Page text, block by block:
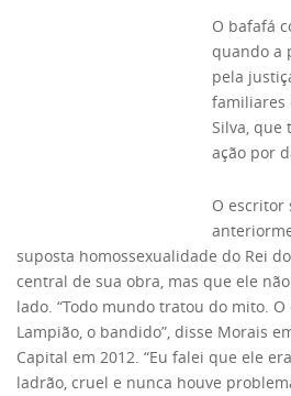
O bafafá
quando a
pela
familiares
Silva, que
ação por
O escritor
suposta homossexualidade do Rei
central de sua obra, mas que ele
lado. “Todo mundo tratou do mito.
Lampião, o bandido”, disse Morais
Capital em 2012. “Eu falei que ele
ladrão, cruel e nunca houve